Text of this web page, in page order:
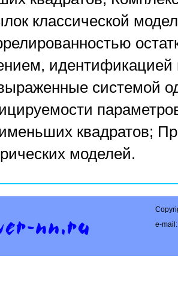
классической
идентификацией
системой
квадратов;
моделей.
e-